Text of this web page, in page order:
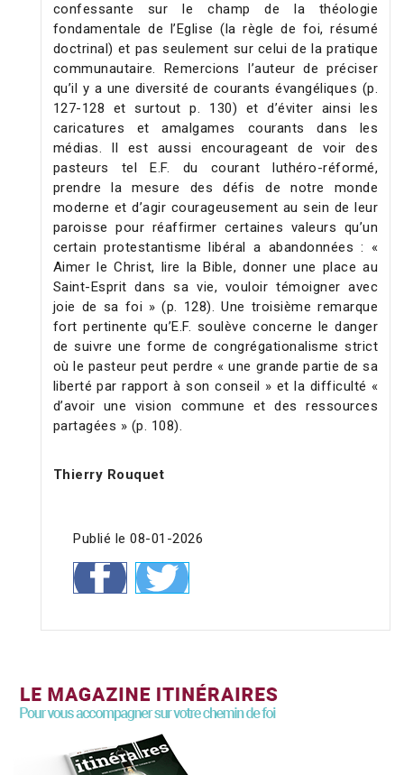
confessante sur le champ de la théologie
fondamentale de l’Eglise (la règle de foi, résumé
doctrinal) et pas seulement sur celui de la pratique
communautaire. Remercions l’auteur de préciser
qu’il y a une diversité de courants évangéliques (p.
127-128 et surtout p. 130) et d’éviter ainsi les
caricatures et amalgames courants dans les
médias. Il est aussi encourageant de voir des
pasteurs tel E.F. du courant luthéro-réformé,
prendre la mesure des défis de notre monde
moderne et d’agir courageusement au sein de leur
paroisse pour réaffirmer certaines valeurs qu’un
certain protestantisme libéral a abandonnées : «
Aimer le Christ, lire la Bible, donner une place au
Saint-Esprit dans sa vie, vouloir témoigner avec
joie de sa foi » (p. 128). Une troisième remarque
fort pertinente qu’E.F. soulève concerne le danger
de suivre une forme de congrégationalisme strict
où le pasteur peut perdre « une grande partie de sa
liberté par rapport à son conseil » et la difficulté «
d’avoir une vision commune et des ressources
partagées » (p. 108).
Thierry Rouquet
Publié le 08-01-2026